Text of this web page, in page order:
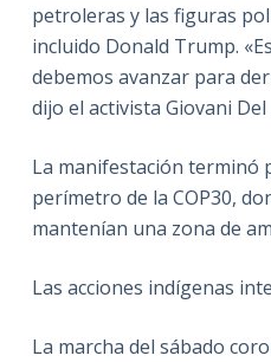
petroleras y las figuras
incluido Donald Trump.
debemos avanzar para
dijo el activista Giovani Del
La manifestación terminó
perímetro de la COP30,
mantenían una zona de
Las acciones indígenas
La marcha del sábado